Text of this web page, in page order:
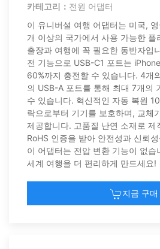
카테고리： 전원 어댑터
이 유니버설 여행 어댑터는 미국,
개 이상의 국가에서 사용 가능한 플
출장과 여행에 꼭 필요한 동반자입
전 기능으로 USB-C1 포트는
60%까지 충전할 수 있습니다. 4개
의 USB-A 포트를 통해 최대 7개의
수 있습니다. 혁신적인 자동 복원
락으로부터 기기를 보호하며, 교체
제공합니다. 고품질 난연 소재로 제
RoHS 인증을 받아 안전성과 신뢰
이 어댑터는 전압 변환 기능이 없습
세계 여행을 더 편리하게 만드세요!
지금 구매